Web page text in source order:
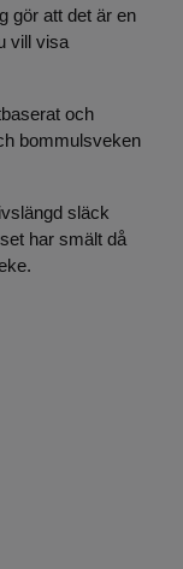
gör att det är en
vill visa
och
bommulsveken
släck
har smält då